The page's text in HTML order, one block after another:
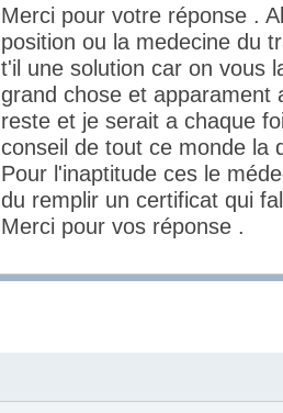
Merci pour votre réponse .
position ou la medecine du
t'il une solution car on vous
grand chose et apparament
reste et je serait a chaque
conseil de tout ce monde la
Pour l'inaptitude ces le
du remplir un certificat qui
Merci pour vos réponse .